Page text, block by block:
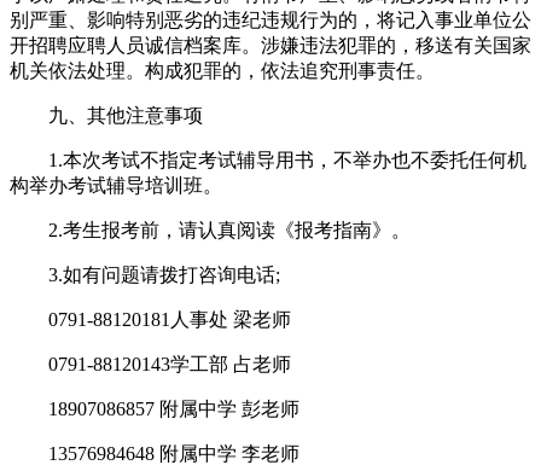
别严重、影响特别恶劣的违纪违规行为的，将记入事业单位公
开招聘应聘人员诚信档案库。涉嫌违法犯罪的，移送有关国家
机关依法处理。构成犯罪的，依法追究刑事责任。
九、其他注意事项
1.本次考试不指定考试辅导用书，不举办也不委托任何机
构举办考试辅导培训班。
2.考生报考前，请认真阅读《报考指南》。
3.如有问题请拨打咨询电话;
0791-88120181人事处 梁老师
0791-88120143学工部 占老师
18907086857 附属中学 彭老师
13576984648 附属中学 李老师